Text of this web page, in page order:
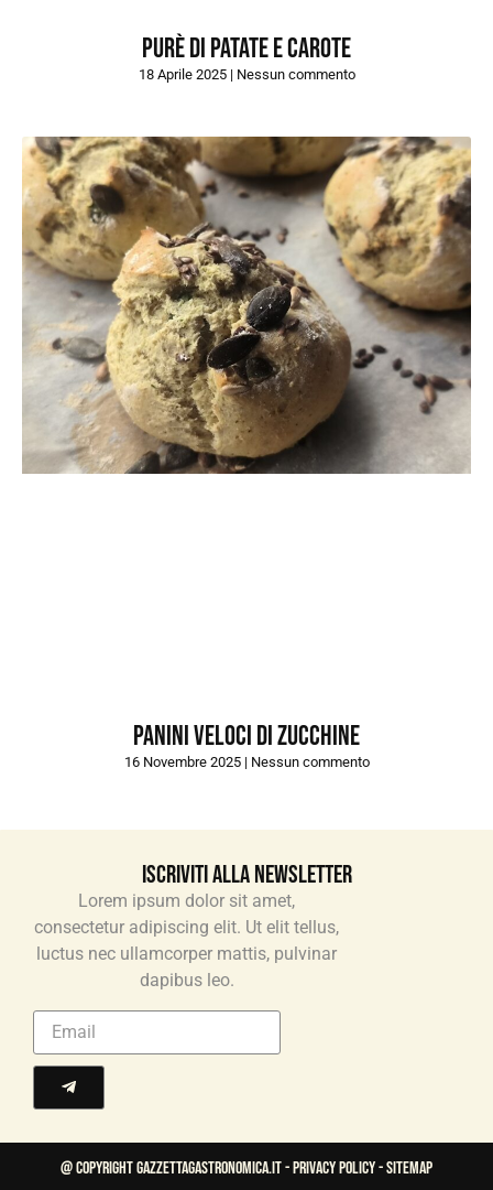
Purè di patate e carote
18 Aprile 2025 Nessun commento
Panini veloci di zucchine
16 Novembre 2025 Nessun commento
Iscriviti alla newsletter
Lorem ipsum dolor sit amet,
consectetur adipiscing elit. Ut elit tellus,
luctus nec ullamcorper mattis, pulvinar
dapibus leo.
@ Copyright gazzettagastronomica.it -Privacy Policy- Sitemap